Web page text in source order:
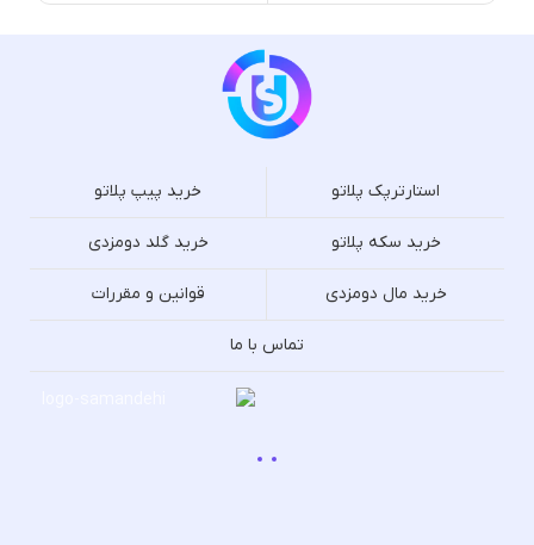
استارترپک پلاتو خرید پیپ پلاتو
خرید سکه پلاتو خرید گلد دومزدی
خرید مال دومزدی قوانین و مقررات
تماس با ما